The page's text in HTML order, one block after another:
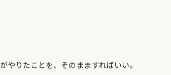
やりたことを、そのまますればいい。